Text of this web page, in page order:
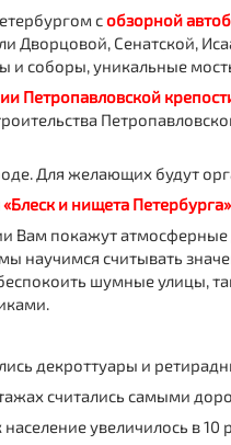
собзорной
Дворцовой, Сенатской,
и соборы, уникальные
Петропавловской
Для желающих будут
и нищета
Вам покажут
научимся считывать
беспокоить шумные улицы,
декроттуары и
считались самыми
увеличилось в 10